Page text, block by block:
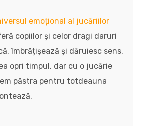
emoțional al jucăriilor
copiilor și celor dragi daruri
îmbrățișează și dăruiesc sens.
opri timpul, dar cu o jucărie
păstra pentru totdeauna